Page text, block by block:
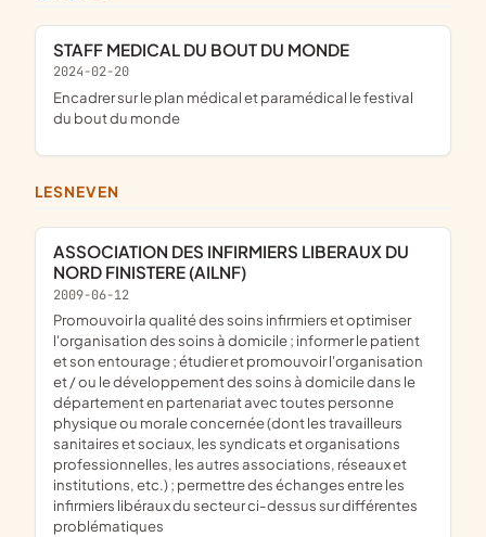
STAFF MEDICAL DU BOUT DU MONDE
2024-02-20
encadrer sur le plan médical et paramédical le festival
du bout du monde
LESNEVEN
ASSOCIATION DES INFIRMIERS LIBERAUX DU
NORD FINISTERE (AILNF)
2009-06-12
promouvoir la qualité des soins infirmiers et optimiser
l'organisation des soins à domicile ; informer le patient
et son entourage ; étudier et promouvoir l'organisation
et / ou le développement des soins à domicile dans le
département en partenariat avec toutes personne
physique ou morale concernée (dont les travailleurs
sanitaires et sociaux, les syndicats et organisations
professionnelles, les autres associations, réseaux et
institutions, etc.) ; permettre des échanges entre les
infirmiers libéraux du secteur ci-dessus sur différentes
problématiques